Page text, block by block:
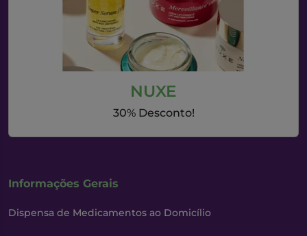
Medicamento não sujeito a receita médica (MNSRM).
Para mais informações sobre o medicamento consulte
o folheto informativo:
Halibut
NUXE
30% Desconto!
Informações Gerais
Dispensa de Medicamentos ao Domicílio